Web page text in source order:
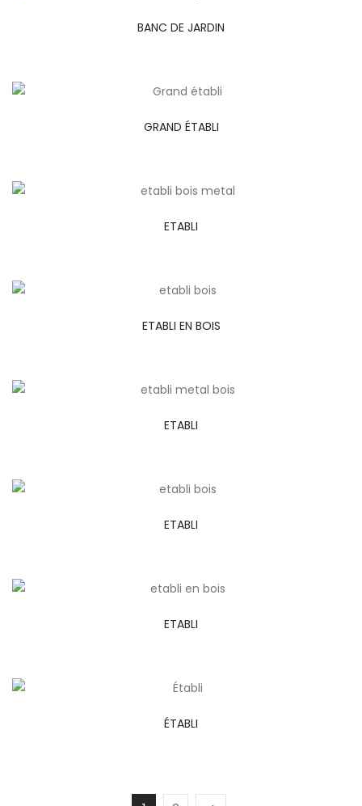
BANC DE JARDIN
GRAND ÉTABLI
ETABLI
ETABLI EN BOIS
ETABLI
ETABLI
ETABLI
ÉTABLI